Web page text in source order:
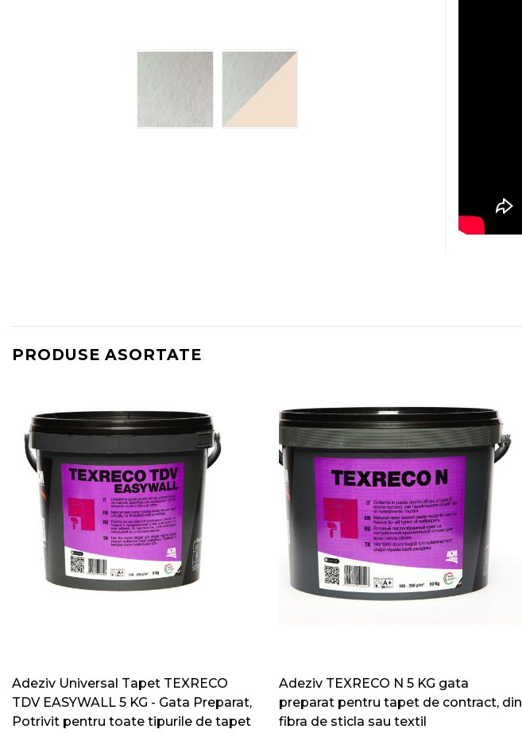
PRODUSE ASORTATE
Adeziv Universal Tapet TEXRECO
TDV EASYWALL 5 KG - Gata Preparat,
Potrivit pentru toate tipurile de tapet
Adeziv TEXRECO N 5 KG gata
preparat pentru tapet de contract, din
fibra de sticla sau textil